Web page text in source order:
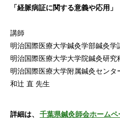
「経脈病証に関する意義や応用」
講師
明治国際医療大学鍼灸学部鍼灸学
明治国際医療大学大学院鍼灸研究
明治国際医療大学附属鍼灸セン
和辻 直 先生
詳細は、 千葉県鍼灸師会ホームペ